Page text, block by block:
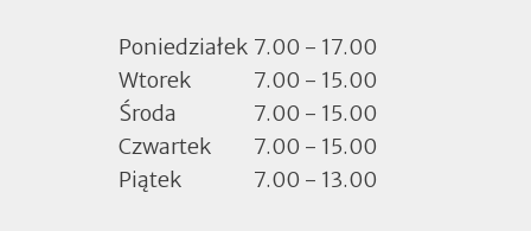
zakładce
Poniedziałek 7.00 - 17.00
Wtorek
7.00 - 15.00
Środa
7.00 - 15.00
Czwartek
7.00 - 15.00
Piątek
7.00 - 13.00